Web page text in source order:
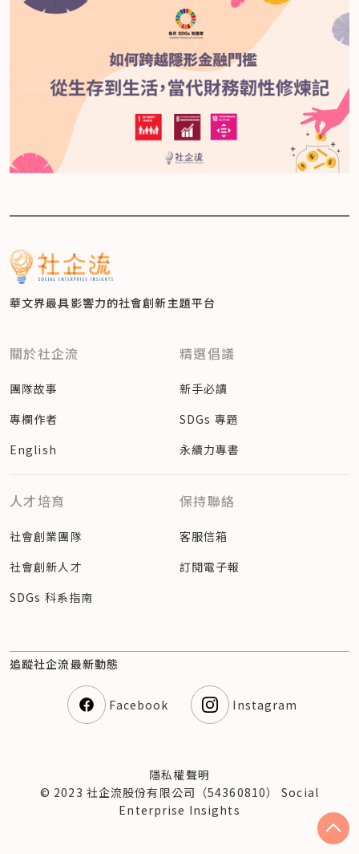
華文界最具影響力的社會創新主題平台
關於社企流
團隊故事
專欄作者
English
精選倡議
新手必讀
SDGs 專題
永續力專書
人才培育
社會創業團隊
社會創新人才
SDGs 科系指南
保持聯絡
客服信箱
訂閱電子報
追蹤社企流最新動態
Facebook Instagram
隱私權聲明
© 2023 社企流股份有限公司（54360810） Social
Enterprise Insights